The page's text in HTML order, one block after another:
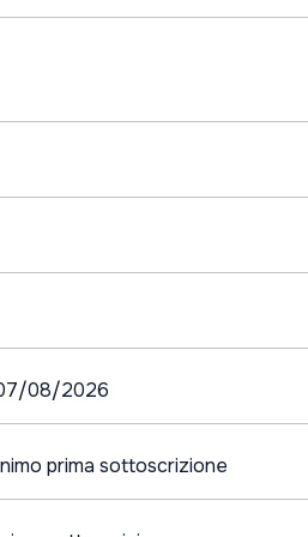
08/2026
prima sottoscrizione